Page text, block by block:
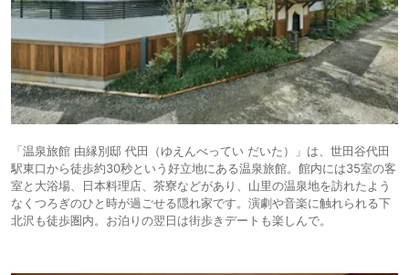
「温泉旅館 由縁別邸 代田（ゆえんべってい だいた）」は、世田谷代田
駅東口から徒歩約30秒という好立地にある温泉旅館。館内には35室の客
室と大浴場、日本料理店、茶寮などがあり、山里の温泉地を訪れたよう
なくつろぎのひと時が過ごせる隠れ家です。演劇や音楽に触れられる下
北沢も徒歩圏内。お泊りの翌日は街歩きデートも楽しんで。